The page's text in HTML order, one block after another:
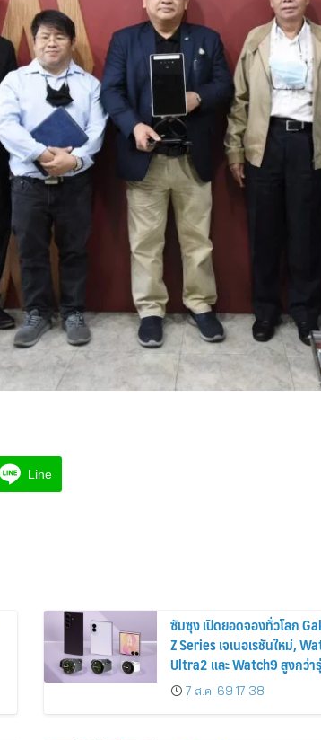
Line
ซัมซุง เปิดยอดจองทั่วโลก
Z Series เจเนอเรชันใหม่,
Ultra2 และ Watch9 สูงกว่า
ก่อนหน้ากว่า 30%
7 ส.ค. 69 17:38